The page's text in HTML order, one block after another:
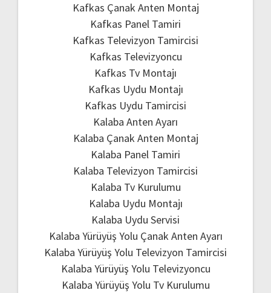
Kafkas Çanak Anten Montaj
Kafkas Panel Tamiri
Kafkas Televizyon Tamircisi
Kafkas Televizyoncu
Kafkas Tv Montajı
Kafkas Uydu Montajı
Kafkas Uydu Tamircisi
Kalaba Anten Ayarı
Kalaba Çanak Anten Montaj
Kalaba Panel Tamiri
Kalaba Televizyon Tamircisi
Kalaba Tv Kurulumu
Kalaba Uydu Montajı
Kalaba Uydu Servisi
Kalaba Yürüyüş Yolu Çanak Anten Ayarı
Kalaba Yürüyüş Yolu Televizyon Tamircisi
Kalaba Yürüyüş Yolu Televizyoncu
Kalaba Yürüyüş Yolu Tv Kurulumu